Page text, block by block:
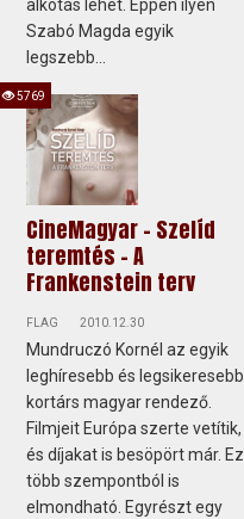
alkotás lehet. Éppen ilyen
Szabó Magda egyik
legszebb...
CineMagyar - Szelíd
teremtés - A
Frankenstein terv
FLAG 2010.12.30
Mundruczó Kornél az egyik
leghíresebb és legsikeresebb
kortárs magyar rendező.
Filmjeit Európa szerte vetítik,
és díjakat is besöpört már. Ez
több szempontból is
elmondható. Egyrészt egy
5769